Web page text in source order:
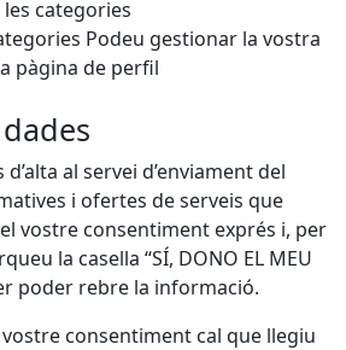
categories
Podeu gestionar la vostra
pàgina de perfil
al servei d’enviament del
i ofertes de serveis que
vostre consentiment exprés i, per
la casella “SÍ, DONO EL MEU
poder rebre la informació.
consentiment cal que llegiu